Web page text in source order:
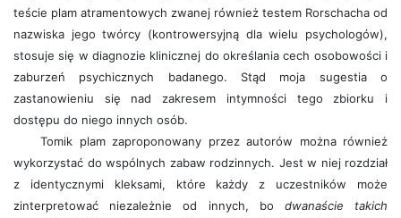
teście plam atramentowych zwanej również testem Rorschacha od
nazwiska jego twórcy (kontrowersyjną dla wielu psychologów),
stosuje się w diagnozie klinicznej do określania cech osobowości i
zaburzeń psychicznych badanego. Stąd moja sugestia o
zastanowieniu się nad zakresem intymności tego zbiorku i
dostępu do niego innych osób.
Tomik plam zaproponowany przez autorów można również
wykorzystać do wspólnych zabaw rodzinnych. Jest w niej rozdział
z identycznymi kleksami, które każdy z uczestników może
zinterpretować niezależnie od innych, bo dwanaście takich